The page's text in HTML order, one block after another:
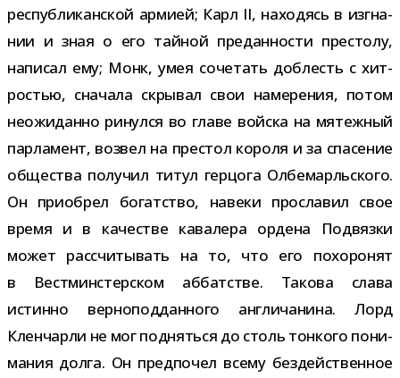
рес­пуб­ли­кан­ской армией; Карл II, нахо­дясь в изгна­
нии и зная о его тай­ной пре­дан­но­сти пре­столу,
напи­сал ему; Монк, умея соче­тать доб­лесть с хит­
ро­стью, сна­чала скры­вал свои наме­ре­ния, потом
неожи­данно ринулся во главе вой­ска на мятеж­ный
пар­ла­мент, воз­вел на пре­стол короля и за спа­се­ние
обще­ства полу­чил титул гер­цога Олбемарльского.
Он при­об­рел богат­ство, навеки про­сла­вил свое
время и в каче­стве кава­лера ордена Подвязки
может рас­счи­ты­вать на то, что его похо­ро­нят
в Вестминстерском аббат­стве. Такова слава
истинно вер­но­под­дан­ного англи­ча­нина. Лорд
Кленчарли не мог под­няться до столь тон­кого пони­
ма­ния долга. Он пред­по­чел всему без­дей­ствен­ное